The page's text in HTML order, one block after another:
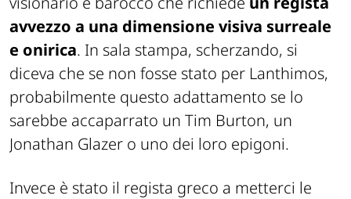
avvezzo a una dimensione visiva surreale
e onirica. In sala stampa, scherzando, si
diceva che se non fosse stato per Lanthimos,
probabilmente questo adattamento se lo
sarebbe accaparrato un Tim Burton, un
Jonathan Glazer o uno dei loro epigoni.
Invece è stato il regista greco a metterci le